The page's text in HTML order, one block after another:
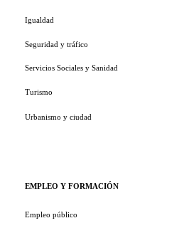
Igualdad
Seguridad y tráfico
Servicios Sociales y Sanidad
Turismo
Urbanismo y ciudad
EMPLEO Y FORMACIÓN
Empleo público